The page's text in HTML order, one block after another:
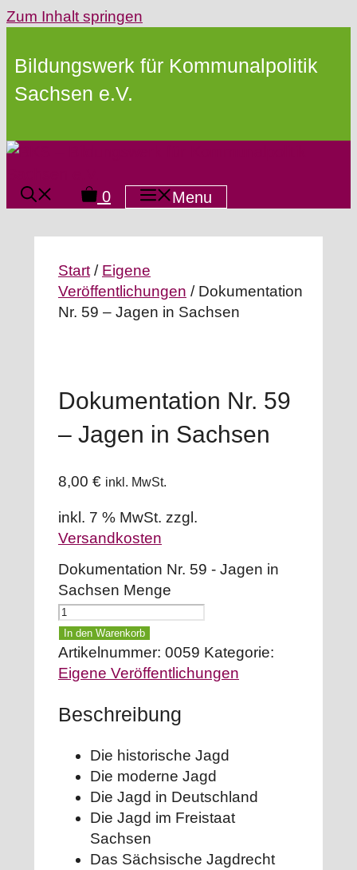
Zum Inhalt springen
Bildungswerk für Kommunalpolitik
Sachsen e.V.
0 Menu
Start / Eigene
Veröffentlichungen / Dokumentation
Nr. 59 – Jagen in Sachsen
Dokumentation Nr. 59
– Jagen in Sachsen
8,00 € inkl. MwSt.
inkl. 7 % MwSt. zzgl.
Versandkosten
Dokumentation Nr. 59 - Jagen in
Sachsen Menge
In den Warenkorb
Artikelnummer: 0059 Kategorie:
Eigene Veröffentlichungen
Beschreibung
Die historische Jagd
Die moderne Jagd
Die Jagd in Deutschland
Die Jagd im Freistaat
Sachsen
Das Sächsische Jagdrecht